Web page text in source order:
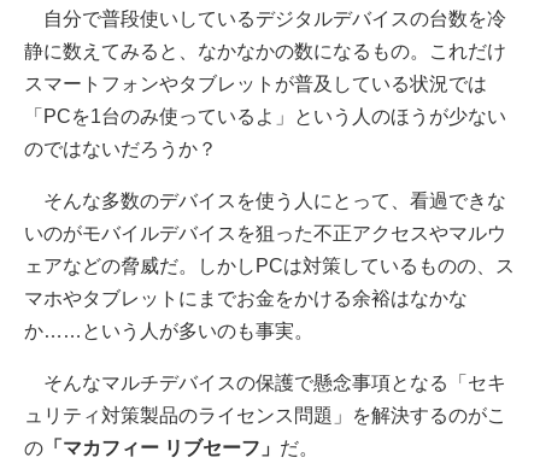
自分で普段使いしているデジタルデバイスの台数を冷
静に数えてみると、なかなかの数になるもの。これだけ
スマートフォンやタブレットが普及している状況では
「PCを1台のみ使っているよ」という人のほうが少ない
のではないだろうか？
そんな多数のデバイスを使う人にとって、看過できな
いのがモバイルデバイスを狙った不正アクセスやマルウ
ェアなどの脅威だ。しかしPCは対策しているものの、ス
マホやタブレットにまでお金をかける余裕はなかな
か……という人が多いのも事実。
そんなマルチデバイスの保護で懸念事項となる「セキ
ュリティ対策製品のライセンス問題」を解決するのがこ
の 「マカフィー リブセーフ」 だ。